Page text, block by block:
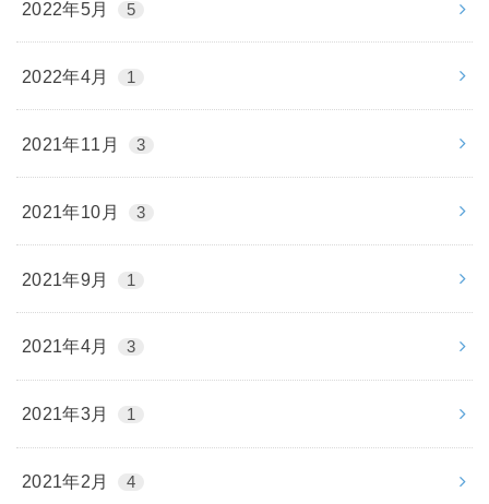
2022年5月 5
2022年4月 1
2021年11月 3
2021年10月 3
2021年9月 1
2021年4月 3
2021年3月 1
2021年2月 4